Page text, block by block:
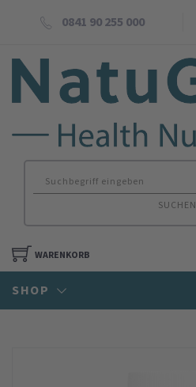
0841 90 255 000
SUCHEN
WARENKORB
SHOP